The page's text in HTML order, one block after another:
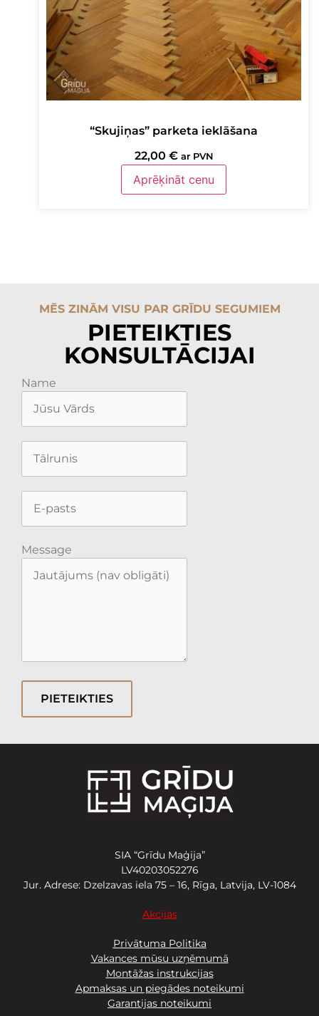
“Skujiņas” parketa ieklāšana
22,00 € ar PVN
Aprēķināt cenu
MĒS ZINĀM VISU PAR GRĪDU SEGUMIEM
PIETEIKTIES
KONSULTĀCIJAI
Name
Message
PIETEIKTIES
SIA “Grīdu Maģija”
LV40203052276
Jur. Adrese: Dzelzavas iela 75 – 16, Rīga, Latvija, LV-1084
Akcijas
Privātuma Politika
Vakances mūsu uzņēmumā
Montāžas instrukcijas
Apmaksas un piegādes noteikumi
Garantijas noteikumi